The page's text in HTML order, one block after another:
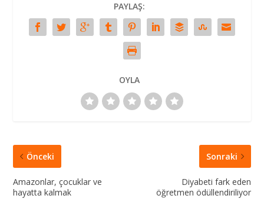
PAYLAŞ:
OYLA
Önceki
Amazonlar, çocuklar ve
hayatta kalmak
Sonraki
Diyabeti fark eden
öğretmen ödüllendiriliyor